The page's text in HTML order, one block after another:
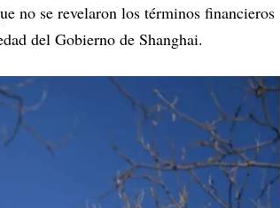
no se revelaron los términos financieros
del Gobierno de Shanghai.